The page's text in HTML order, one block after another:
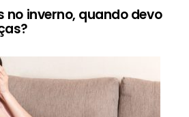
no inverno, quando devo